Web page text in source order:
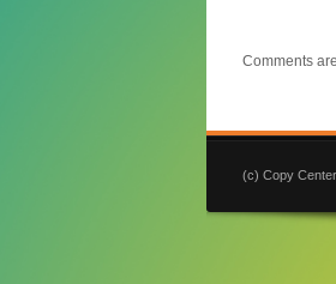
Comments
(c) Copy